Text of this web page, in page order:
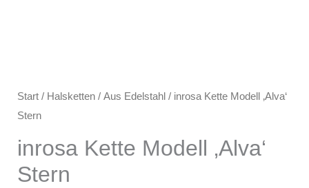
Start/ Halsketten/ Aus Edelstahl / inrosa Kette Modell ‚Alva‘
Stern
inrosa Kette Modell ‚Alva‘
Stern